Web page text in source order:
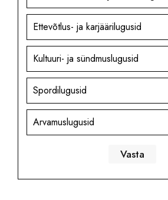
Ettevõtlus- ja karjäärilugusid
Kultuuri- ja sündmuslugusid
Spordilugusid
Arvamuslugusid